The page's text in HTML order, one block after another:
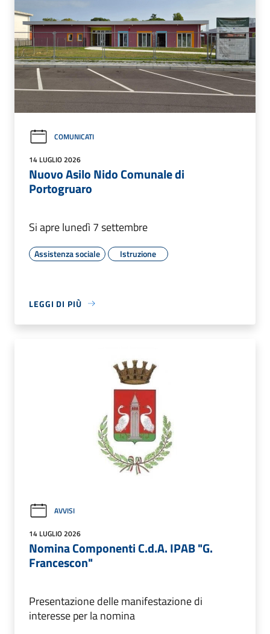
COMUNICATI
14 LUGLIO 2026
Nuovo Asilo Nido Comunale di
Portogruaro
Si apre lunedì 7 settembre
Assistenza sociale Istruzione
LEGGI DI PIÙ
AVVISI
14 LUGLIO 2026
Nomina Componenti C.d.A. IPAB "G.
Francescon"
Presentazione delle manifestazione di
interesse per la nomina